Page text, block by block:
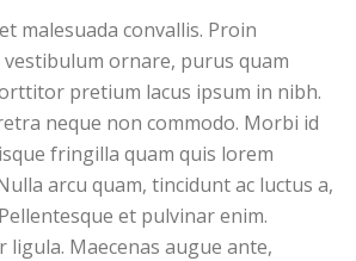
malesuada convallis. Proin
ornare, purus quam
pretium lacus ipsum in nibh.
neque non commodo. Morbi id
fringilla quam quis lorem
arcu quam, tincidunt ac luctus a,
et pulvinar enim.
ligula. Maecenas augue ante,